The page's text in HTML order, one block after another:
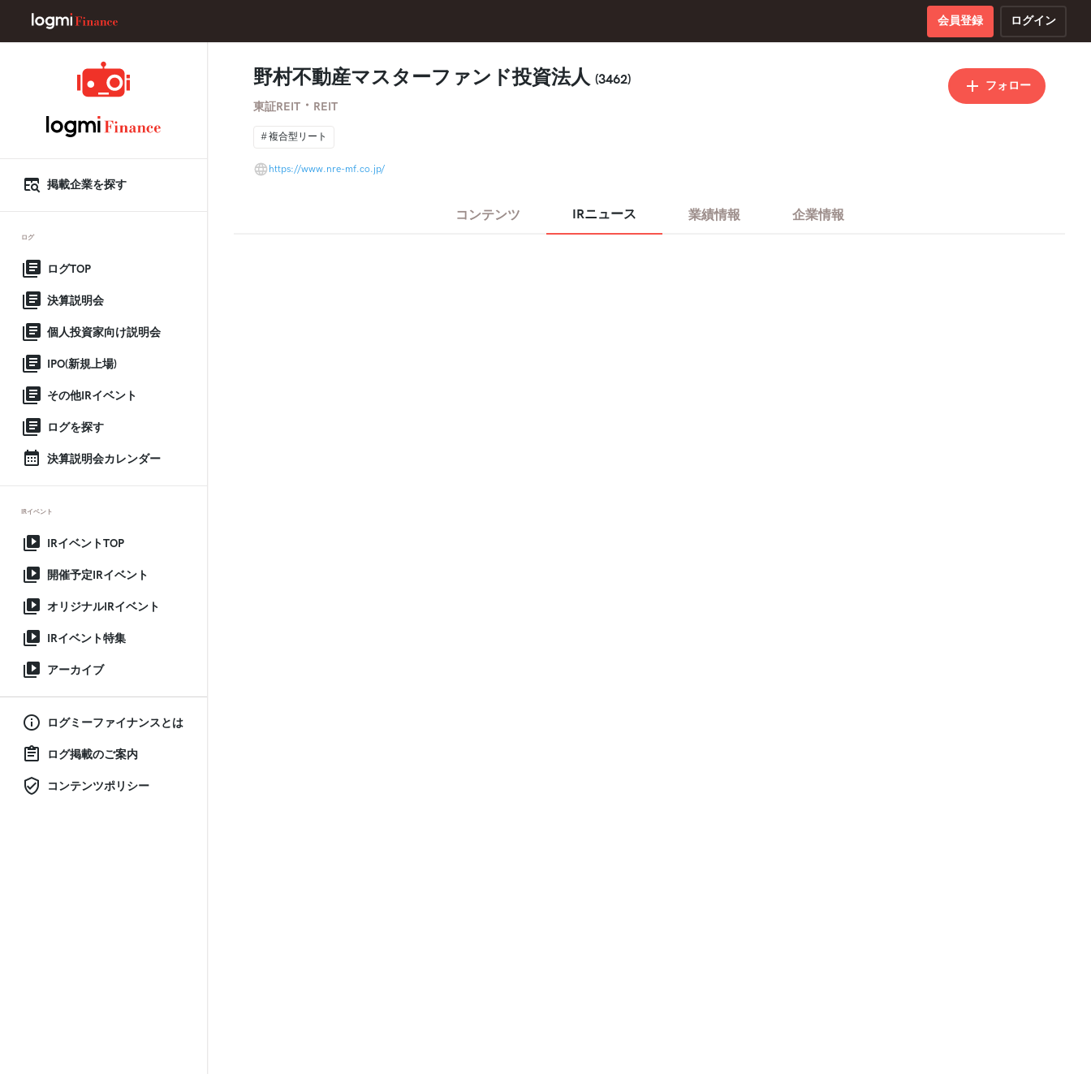
会員登録 ログイン
掲載企業を探す
ログ
ログTOP
決算説明会
個人投資家向け説明会
IPO(新規上場)
その他IRイベント
ログを探す
決算説明会カレンダー
IRイベント
IRイベントTOP
開催予定IRイベント
オリジナルIRイベント
IRイベント特集
アーカイブ
ログミーファイナンスとは
ログ掲載のご案内
コンテンツポリシー
野村不動産マスターファンド投資法人 (3462)
東証REIT ・ REIT
フォロー
複合型リート
https://www.nre-mf.co.jp/
コンテンツ IRニュース 業績情報 企業情報